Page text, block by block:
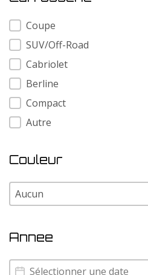
Carrosserie
Coupe
SUV/Off-Road
Cabriolet
Berline
Compact
Autre
Couleur
Couleur
Couleur
Annee
Annee
Annee